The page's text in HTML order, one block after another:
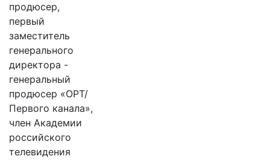
продюсер,
первый
заместитель
генерального
директора -
генеральный
продюсер «ОРТ/
Первого канала»,
член Академии
российского
телевидения